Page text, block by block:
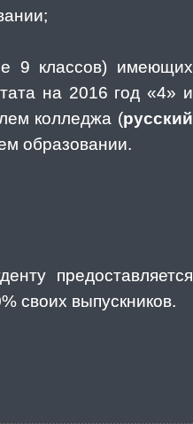
9 классов) имеющих
на 2016 год «4» и
колледжа (русский
образовании.
предоставляется
своих выпускников.